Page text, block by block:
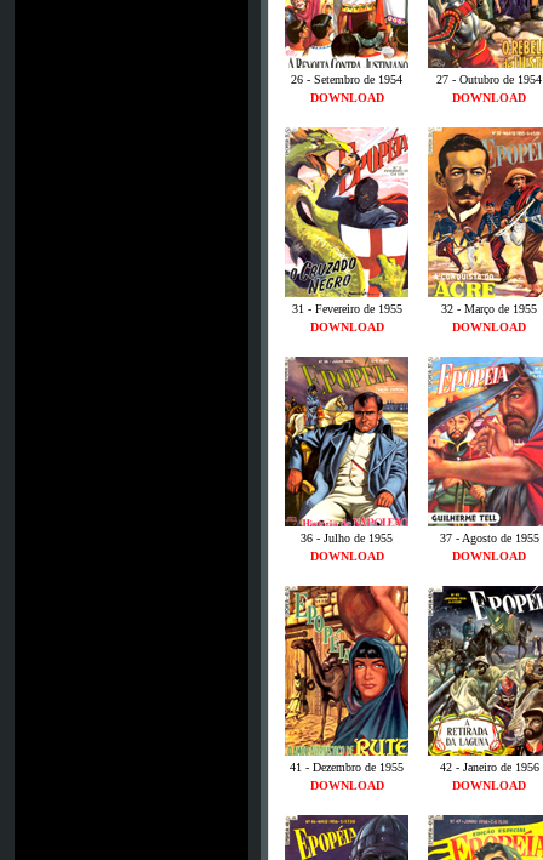
26 - Setembro de 1954
27 - Outubro de 1954
DOWNLOAD
DOWNLOAD
31 - Fevereiro de 1955
32 - Março de 1955
DOWNLOAD
DOWNLOAD
36 - Julho de 1955
37 - Agosto de 1955
DOWNLOAD
DOWNLOAD
41 - Dezembro de 1955
42 - Janeiro de 1956
DOWNLOAD
DOWNLOAD